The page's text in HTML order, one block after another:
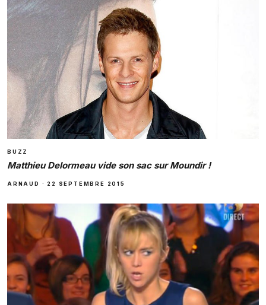
BUZZ
Matthieu Delormeau vide son sac sur Moundir !
ARNAUD · 22 SEPTEMBRE 2015